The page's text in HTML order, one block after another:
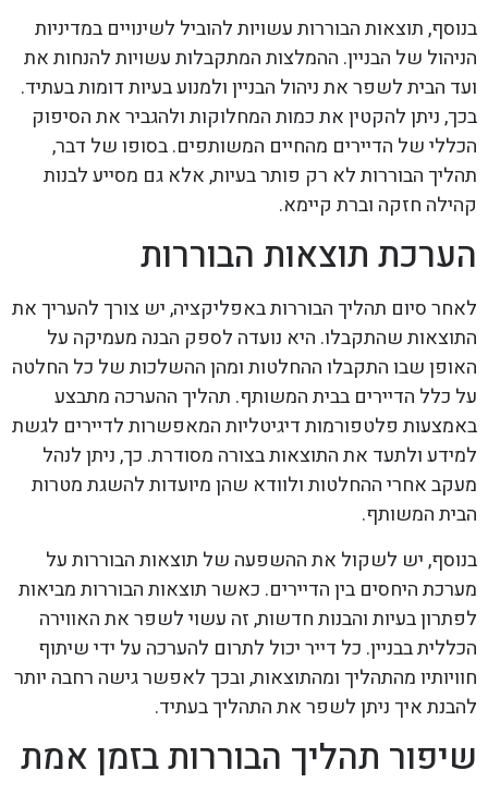
בנוסף, תוצאות הבוררות עשויות להוביל לשינויים במדיניות
הניהול של הבניין. ההמלצות המתקבלות עשויות להנחות את
ועד הבית לשפר את ניהול הבניין ולמנוע בעיות דומות בעתיד.
בכך, ניתן להקטין את כמות המחלוקות ולהגביר את הסיפוק
הכללי של הדיירים מהחיים המשותפים. בסופו של דבר,
תהליך הבוררות לא רק פותר בעיות, אלא גם מסייע לבנות
קהילה חזקה וברת קיימא.
הערכת תוצאות הבוררות
לאחר סיום תהליך הבוררות באפליקציה, יש צורך להעריך את
התוצאות שהתקבלו. היא נועדה לספק הבנה מעמיקה על
האופן שבו התקבלו ההחלטות ומהן ההשלכות של כל החלטה
על כלל הדיירים בבית המשותף. תהליך ההערכה מתבצע
באמצעות פלטפורמות דיגיטליות המאפשרות לדיירים לגשת
למידע ולתעד את התוצאות בצורה מסודרת. כך, ניתן לנהל
מעקב אחרי ההחלטות ולוודא שהן מיועדות להשגת מטרות
הבית המשותף.
בנוסף, יש לשקול את ההשפעה של תוצאות הבוררות על
מערכת היחסים בין הדיירים. כאשר תוצאות הבוררות מביאות
לפתרון בעיות והבנות חדשות, זה עשוי לשפר את האווירה
הכללית בבניין. כל דייר יכול לתרום להערכה על ידי שיתוף
חוויותיו מהתהליך ומהתוצאות, ובכך לאפשר גישה רחבה יותר
להבנת איך ניתן לשפר את התהליך בעתיד.
שיפור תהליך הבוררות בזמן אמת